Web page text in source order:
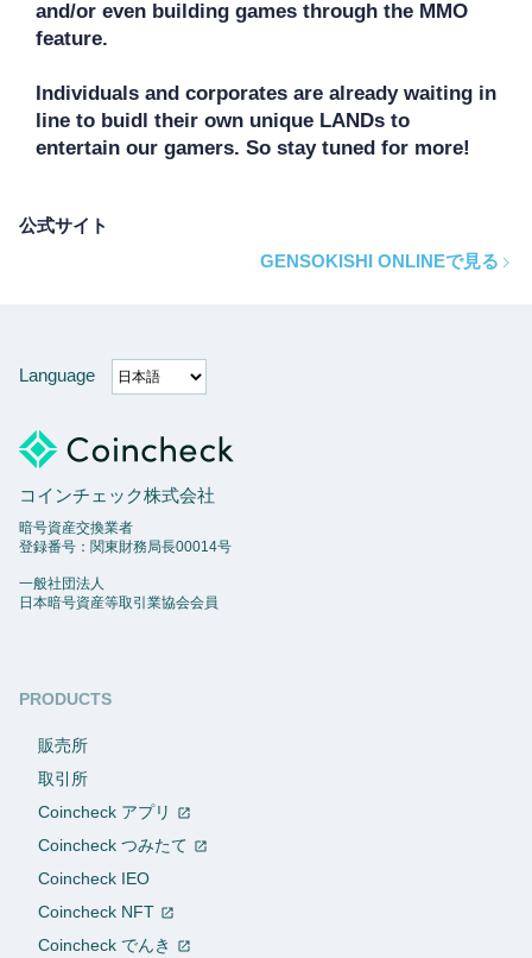
and/or even building games through the MMO
feature.
Individuals and corporates are already waiting in
line to buidl their own unique LANDs to
entertain our gamers. So stay tuned for more!
公式サイト
GENSOKISHI ONLINEで見る
Language
コインチェック株式会社
暗号資産交換業者
登録番号：関東財務局長00014号
一般社団法人
日本暗号資産等取引業協会会員
PRODUCTS
販売所
取引所
Coincheck アプリ
Coincheck つみたて
Coincheck IEO
Coincheck NFT
Coincheck でんき